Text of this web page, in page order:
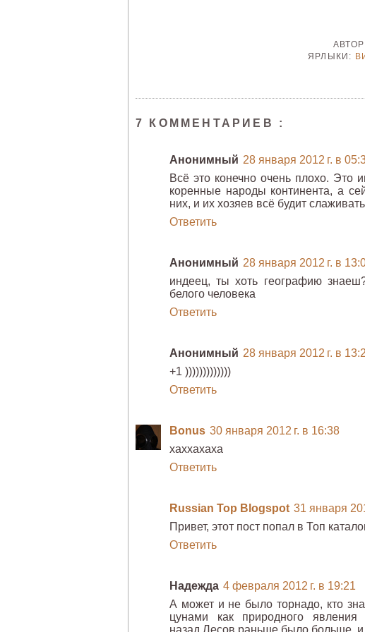
ЯРЛЫКИ:
7 КОММЕНТАРИЕВ :
Анонимный 28 января 2012 г. в
Всё это конечно очень плохо. Это
коренные народы континента, а
них, и их хозяев всё будит
Ответить
Анонимный 28 января 2012 г. в
индеец, ты хоть географию
белого человека
Ответить
Анонимный 28 января 2012 г. в
+1 )))))))))))))
Ответить
Bonus 30 января 2012 г. в 16:38
хаххахаха
Ответить
Russian Top Blogspot 31 января
Привет, этот пост попал в Топ
Ответить
Надежда 4 февраля 2012 г. в 19:21
А может и не было торнадо, кто
цунами как природного